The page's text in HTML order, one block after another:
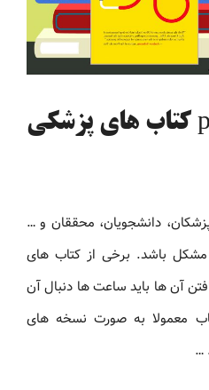
خرید و دانلود pdf کتاب های پزشکی
دانشجویان، محققان و …
باشد. برخی از کتاب های
آن ها باید ساعت ها دنبال آن
معمولا به صورت نسخه های
…